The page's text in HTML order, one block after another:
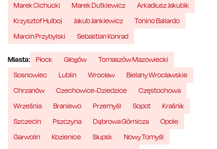
Marek Cichucki Marek Dutkiewicz
Arkadiusz Jakubik
Krzysztof Hulboj
Jakub Jankiewicz
Tonino Baliardo
Marcin Przybylski
Sebastian Konrad
Miasta: Płock Głogów
Tomaszów Mazowiecki
Sosnowiec
Lublin Wrocław
Bielany Wrocławskie
Chrzanów
Czechowice-Dziedzice
Częstochowa
Września
Braniewo Przemyśl Sopot
Kraśnik
Szczecin
Pszczyna Dąbrowa Górnicza
Opole
Garwolin
Kozienice Słupsk
Nowy Tomyśl